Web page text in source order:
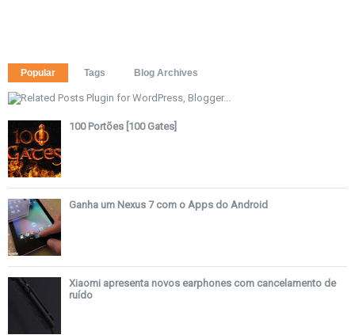
Popular Tags Blog Archives
100 Portões [100 Gates]
Ganha um Nexus 7 com o Apps do Android
Xiaomi apresenta novos earphones com cancelamento de
ruído